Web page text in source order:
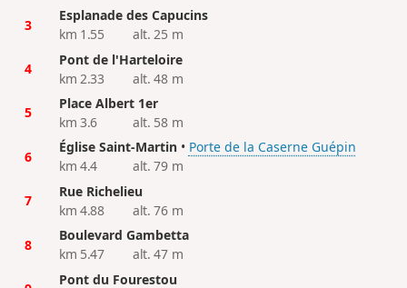
3
Esplanade des Capucins
km 1.55
alt. 25 m
4
Pont de l'Harteloire
km 2.33
alt. 48 m
5
Place Albert 1er
km 3.6
alt. 58 m
6
Église Saint-Martin• Porte de la Caserne Guépin
km 4.4
alt. 79 m
7
Rue Richelieu
km 4.88
alt. 76 m
8
Boulevard Gambetta
km 5.47
alt. 47 m
Pont du Fourestou